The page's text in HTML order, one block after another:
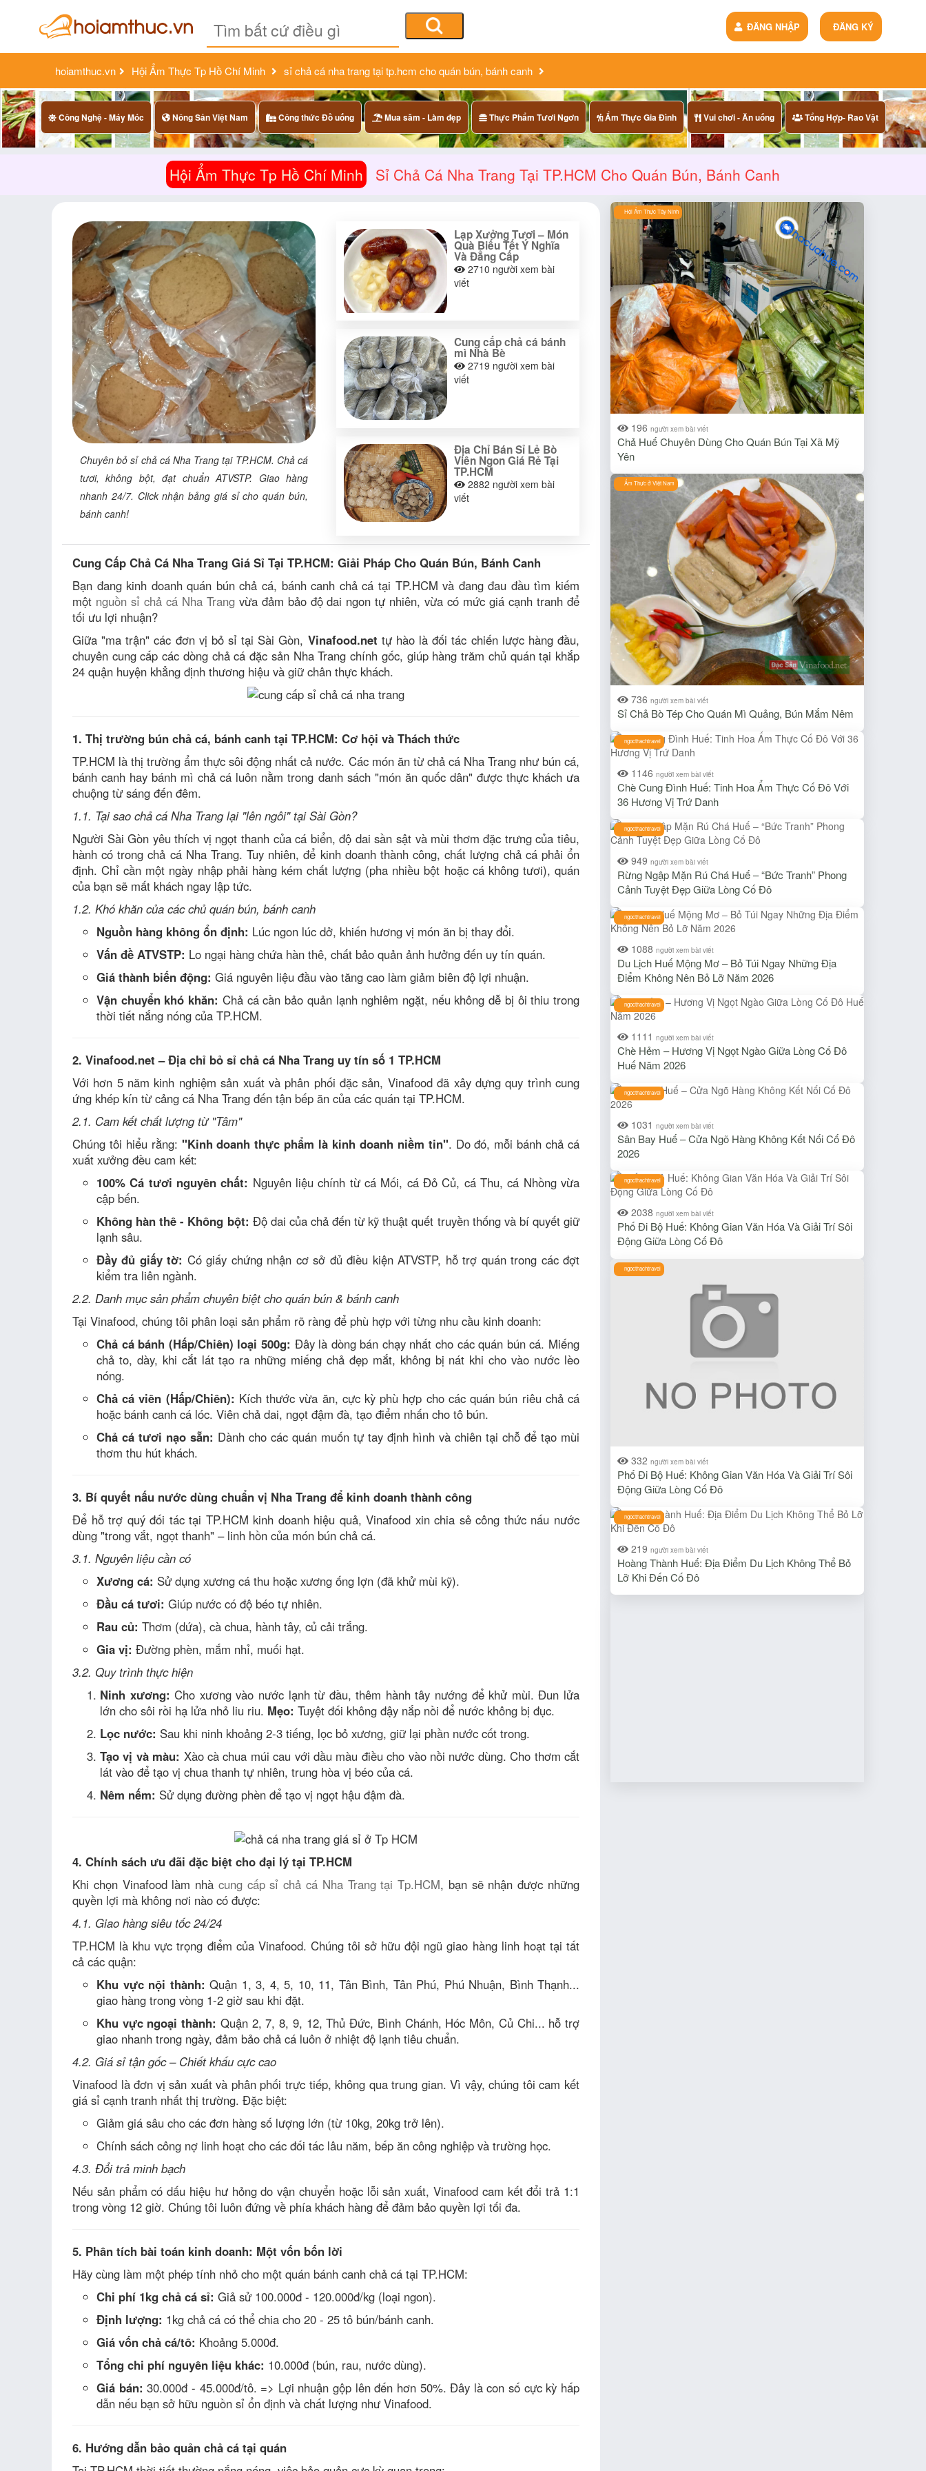
ĐĂNG KÝ
ĐĂNG NHẬP
hoiamthuc.vn Hội Ẩm Thực Tp Hồ Chí Minh sỉ chả cá nha trang tại tp.hcm cho quán bún, bánh canh
Công Nghệ - Máy Móc Nông Sản Việt Nam Công thức Đồ uống Mua săm - Làm đẹp Thực Phẩm Tươi Ngơn Ẩm Thực Gia Đình Vui chơi - Ăn uống Tổng Hợp- Rao Vặt
Hội Ẩm Thực Tp Hồ Chí Minh Sỉ Chả Cá Nha Trang Tại TP.HCM Cho Quán Bún, Bánh Canh
Chuyên bỏ sỉ chả cá Nha Trang tại TP.HCM. Chả cá
tươi, không bột, đạt chuẩn ATVSTP. Giao hàng
nhanh 24/7. Click nhận bảng giá sỉ cho quán bún,
bánh canh!
Lạp Xưởng Tươi – Món
Quà Biếu Tết Ý Nghĩa
Và Đẳng Cấp
2710 người xem bài
viết
Cung cấp chả cá bánh
mì Nhà Bè
2719 người xem bài
viết
Địa Chỉ Bán Sỉ Lẻ Bò
Viên Ngon Giá Rẻ Tại
TP.HCM
2882 người xem bài
viết
Cung Cấp Chả Cá Nha Trang Giá Sỉ Tại TP.HCM: Giải Pháp Cho Quán Bún, Bánh Canh
Bạn đang kinh doanh quán bún chả cá, bánh canh chả cá tại TP.HCM và đang đau đầu tìm kiếm
một nguồn sỉ chả cá Nha Trangvừa đảm bảo độ dai ngon tự nhiên, vừa có mức giá cạnh tranh để
tối ưu lợi nhuận?
Giữa "ma trận" các đơn vị bỏ sỉ tại Sài Gòn, Vinafood.net tự hào là đối tác chiến lược hàng đầu,
chuyên cung cấp các dòng chả cá đặc sản Nha Trang chính gốc, giúp hàng trăm chủ quán tại khắp
24 quận huyện khẳng định thương hiệu và giữ chân thực khách.
1. Thị trường bún chả cá, bánh canh tại TP.HCM: Cơ hội và Thách thức
TP.HCM là thị trường ẩm thực sôi động nhất cả nước. Các món ăn từ chả cá Nha Trang như bún cá,
bánh canh hay bánh mì chả cá luôn nằm trong danh sách "món ăn quốc dân" được thực khách ưa
chuộng từ sáng đến đêm.
1.1. Tại sao chả cá Nha Trang lại "lên ngôi" tại Sài Gòn?
Người Sài Gòn yêu thích vị ngọt thanh của cá biển, độ dai sần sật và mùi thơm đặc trưng của tiêu,
hành có trong chả cá Nha Trang. Tuy nhiên, để kinh doanh thành công, chất lượng chả cá phải ổn
định. Chỉ cần một ngày nhập phải hàng kém chất lượng (pha nhiều bột hoặc cá không tươi), quán
của bạn sẽ mất khách ngay lập tức.
1.2. Khó khăn của các chủ quán bún, bánh canh
Nguồn hàng không ổn định: Lúc ngon lúc dở, khiến hương vị món ăn bị thay đổi.
Vấn đề ATVSTP: Lo ngại hàng chứa hàn thê, chất bảo quản ảnh hưởng đến uy tín quán.
Giá thành biến động: Giá nguyên liệu đầu vào tăng cao làm giảm biên độ lợi nhuận.
Vận chuyển khó khăn: Chả cá cần bảo quản lạnh nghiêm ngặt, nếu không dễ bị ôi thiu trong
thời tiết nắng nóng của TP.HCM.
2. Vinafood.net – Địa chỉ bỏ sỉ chả cá Nha Trang uy tín số 1 TP.HCM
Với hơn 5 năm kinh nghiệm sản xuất và phân phối đặc sản, Vinafood đã xây dựng quy trình cung
ứng khép kín từ cảng cá Nha Trang đến tận bếp ăn của các quán tại TP.HCM.
2.1. Cam kết chất lượng từ "Tâm"
Chúng tôi hiểu rằng: "Kinh doanh thực phẩm là kinh doanh niềm tin". Do đó, mỗi bánh chả cá
xuất xưởng đều cam kết:
100% Cá tươi nguyên chất: Nguyên liệu chính từ cá Mối, cá Đỏ Củ, cá Thu, cá Nhồng vừa
cập bến.
Không hàn thê - Không bột: Độ dai của chả đến từ kỹ thuật quết truyền thống và bí quyết giữ
lạnh sâu.
Đầy đủ giấy tờ: Có giấy chứng nhận cơ sở đủ điều kiện ATVSTP, hỗ trợ quán trong các đợt
kiểm tra liên ngành.
2.2. Danh mục sản phẩm chuyên biệt cho quán bún & bánh canh
Tại Vinafood, chúng tôi phân loại sản phẩm rõ ràng để phù hợp với từng nhu cầu kinh doanh:
Chả cá bánh (Hấp/Chiên) loại 500g: Đây là dòng bán chạy nhất cho các quán bún cá. Miếng
chả to, dày, khi cắt lát tạo ra những miếng chả đẹp mắt, không bị nát khi cho vào nước lèo
nóng.
Chả cá viên (Hấp/Chiên): Kích thước vừa ăn, cực kỳ phù hợp cho các quán bún riêu chả cá
hoặc bánh canh cá lóc. Viên chả dai, ngọt đậm đà, tạo điểm nhấn cho tô bún.
Chả cá tươi nạo sẵn: Dành cho các quán muốn tự tay định hình và chiên tại chỗ để tạo mùi
thơm thu hút khách.
3. Bí quyết nấu nước dùng chuẩn vị Nha Trang để kinh doanh thành công
Để hỗ trợ quý đối tác tại TP.HCM kinh doanh hiệu quả, Vinafood xin chia sẻ công thức nấu nước
dùng "trong vắt, ngọt thanh" – linh hồn của món bún chả cá.
3.1. Nguyên liệu cần có
Xương cá: Sử dụng xương cá thu hoặc xương ống lợn (đã khử mùi kỹ).
Đầu cá tươi: Giúp nước có độ béo tự nhiên.
Rau củ: Thơm (dứa), cà chua, hành tây, củ cải trắng.
Gia vị: Đường phèn, mắm nhỉ, muối hạt.
3.2. Quy trình thực hiện
Ninh xương: Cho xương vào nước lạnh từ đầu, thêm hành tây nướng để khử mùi. Đun lửa
lớn cho sôi rồi hạ lửa nhỏ liu riu. Mẹo: Tuyệt đối không đậy nắp nồi để nước không bị đục.
Lọc nước: Sau khi ninh khoảng 2-3 tiếng, lọc bỏ xương, giữ lại phần nước cốt trong.
Tạo vị và màu: Xào cà chua múi cau với dầu màu điều cho vào nồi nước dùng. Cho thơm cắt
lát vào để tạo vị chua thanh tự nhiên, trung hòa vị béo của cá.
Nêm nếm: Sử dụng đường phèn để tạo vị ngọt hậu đậm đà.
4. Chính sách ưu đãi đặc biệt cho đại lý tại TP.HCM
Khi chọn Vinafood làm nhà cung cấp sỉ chả cá Nha Trang tại Tp.HCM, bạn sẽ nhận được những
quyền lợi mà không nơi nào có được:
4.1. Giao hàng siêu tốc 24/24
TP.HCM là khu vực trọng điểm của Vinafood. Chúng tôi sở hữu đội ngũ giao hàng linh hoạt tại tất
cả các quận:
Khu vực nội thành: Quận 1, 3, 4, 5, 10, 11, Tân Bình, Tân Phú, Phú Nhuận, Bình Thạnh...
giao hàng trong vòng 1-2 giờ sau khi đặt.
Khu vực ngoại thành: Quận 2, 7, 8, 9, 12, Thủ Đức, Bình Chánh, Hóc Môn, Củ Chi... hỗ trợ
giao nhanh trong ngày, đảm bảo chả cá luôn ở nhiệt độ lạnh tiêu chuẩn.
4.2. Giá sỉ tận gốc – Chiết khấu cực cao
Vinafood là đơn vị sản xuất và phân phối trực tiếp, không qua trung gian. Vì vậy, chúng tôi cam kết
giá sỉ cạnh tranh nhất thị trường. Đặc biệt:
Giảm giá sâu cho các đơn hàng số lượng lớn (từ 10kg, 20kg trở lên).
Chính sách công nợ linh hoạt cho các đối tác lâu năm, bếp ăn công nghiệp và trường học.
4.3. Đổi trả minh bạch
Nếu sản phẩm có dấu hiệu hư hỏng do vận chuyển hoặc lỗi sản xuất, Vinafood cam kết đổi trả 1:1
trong vòng 12 giờ. Chúng tôi luôn đứng về phía khách hàng để đảm bảo quyền lợi tối đa.
5. Phân tích bài toán kinh doanh: Một vốn bốn lời
Hãy cùng làm một phép tính nhỏ cho một quán bánh canh chả cá tại TP.HCM:
Chi phí 1kg chả cá sỉ: Giả sử 100.000đ - 120.000đ/kg (loại ngon).
Định lượng: 1kg chả cá có thể chia cho 20 - 25 tô bún/bánh canh.
Giá vốn chả cá/tô: Khoảng 5.000đ.
Tổng chi phí nguyên liệu khác: 10.000đ (bún, rau, nước dùng).
Giá bán: 30.000đ - 45.000đ/tô. => Lợi nhuận gộp lên đến hơn 50%. Đây là con số cực kỳ hấp
dẫn nếu bạn sở hữu nguồn sỉ ổn định và chất lượng như Vinafood.
6. Hướng dẫn bảo quản chả cá tại quán
Hội Ẩm Thực Tây Ninh
196 người xem bài viết
Chả Huế Chuyên Dùng Cho Quán Bún Tại Xã Mỹ
Yên
Ẩm Thực ở Việt Nam
736 người xem bài viết
Sỉ Chả Bò Tép Cho Quán Mì Quảng, Bún Mắm Nêm
ngocthachtravel
1146 người xem bài viết
Chè Cung Đình Huế: Tinh Hoa Ẩm Thực Cố Đô Với
36 Hương Vị Trứ Danh
ngocthachtravel
949 người xem bài viết
Rừng Ngập Mặn Rú Chá Huế – “Bức Tranh” Phong
Cảnh Tuyệt Đẹp Giữa Lòng Cố Đô
ngocthachtravel
1088 người xem bài viết
Du Lịch Huế Mộng Mơ – Bỏ Túi Ngay Những Địa
Điểm Không Nên Bỏ Lỡ Năm 2026
ngocthachtravel
1111 người xem bài viết
Chè Hẻm – Hương Vị Ngọt Ngào Giữa Lòng Cố Đô
Huế Năm 2026
ngocthachtravel
1031 người xem bài viết
Sân Bay Huế – Cửa Ngõ Hàng Không Kết Nối Cố Đô
2026
ngocthachtravel
2038 người xem bài viết
Phố Đi Bộ Huế: Không Gian Văn Hóa Và Giải Trí Sôi
Động Giữa Lòng Cố Đô
ngocthachtravel
332 người xem bài viết
Phố Đi Bộ Huế: Không Gian Văn Hóa Và Giải Trí Sôi
Động Giữa Lòng Cố Đô
ngocthachtravel
219 người xem bài viết
Hoàng Thành Huế: Địa Điểm Du Lịch Không Thể Bỏ
Lỡ Khi Đến Cố Đô